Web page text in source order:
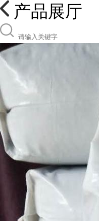
产品展厅